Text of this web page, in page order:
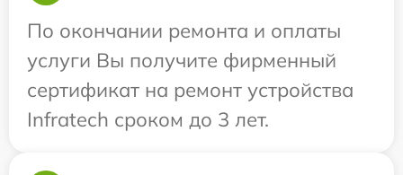
По окончании ремонта и оплаты
услуги Вы получите фирменный
сертификат на ремонт устройства
Infratech сроком до 3 лет.